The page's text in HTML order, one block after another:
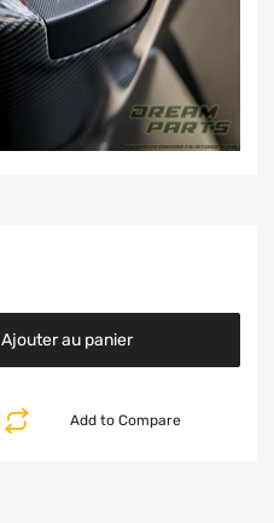
Ajouter au panier
Add to Compare